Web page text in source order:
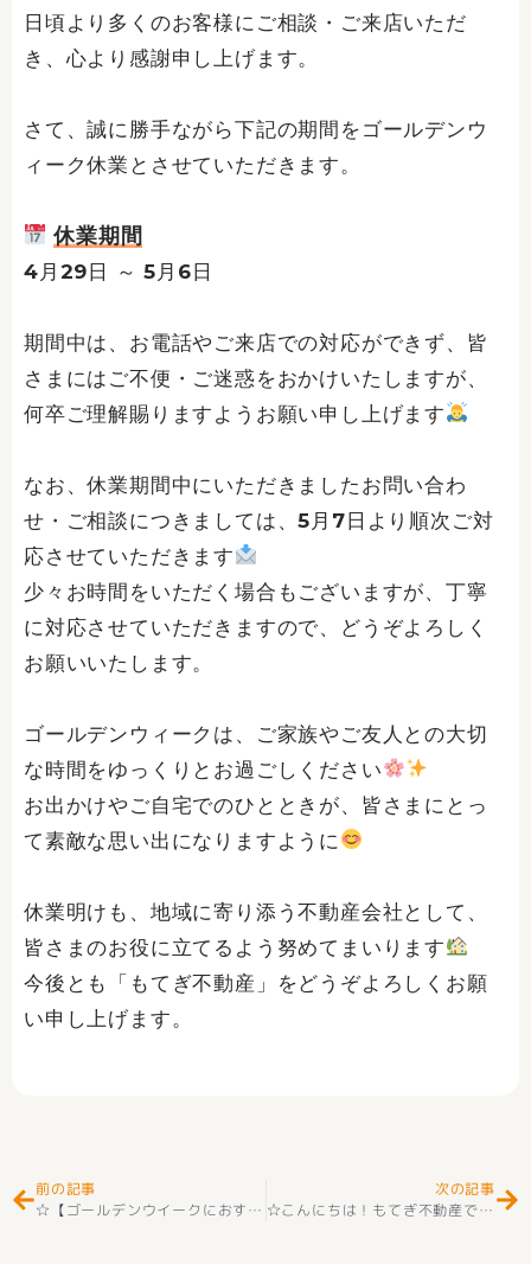
日頃より多くのお客様にご相談・ご来店いただ
き、心より感謝申し上げます。
さて、誠に勝手ながら下記の期間をゴールデンウ
ィーク休業とさせていただきます。
休業期間
4月29日 ～ 5月6日
期間中は、お電話やご来店での対応ができず、皆
さまにはご不便・ご迷惑をおかけいたしますが、
何卒ご理解賜りますようお願い申し上げます
なお、休業期間中にいただきましたお問い合わ
せ・ご相談につきましては、5月7日より順次ご対
応させていただきます
少々お時間をいただく場合もございますが、丁寧
に対応させていただきますので、どうぞよろしく
お願いいたします。
ゴールデンウィークは、ご家族やご友人との大切
な時間をゆっくりとお過ごしください
お出かけやご自宅でのひとときが、皆さまにとっ
て素敵な思い出になりますように
休業明けも、地域に寄り添う不動産会社として、
皆さまのお役に立てるよう努めてまいります
今後とも「もてぎ不動産」をどうぞよろしくお願
い申し上げます。
前の記事
☆【ゴールデンウイークにおすすめ
山梨のおでかけスポットをご紹介
次の記事
☆こんにちは！もてぎ不動産です
お